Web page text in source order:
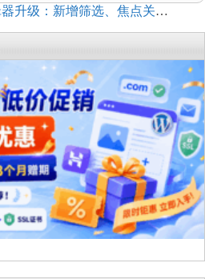
境体验
器升级：新增筛选、焦点关键